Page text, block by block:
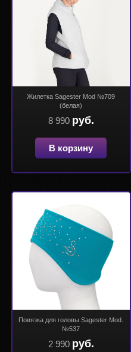
Жилетка Sagester Mod №709
(белая)
8 990 руб.
В корзину
Повязка для головы Sagester Mod.
№537
2 990 руб.